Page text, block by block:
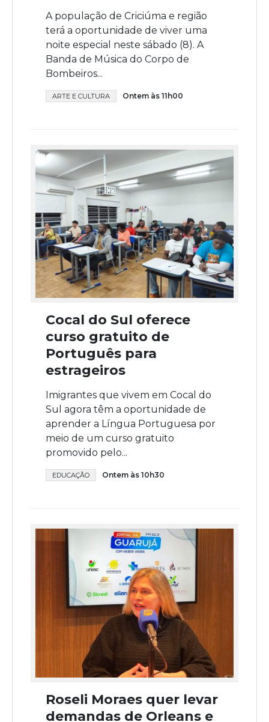
A população de Criciúma e região
terá a oportunidade de viver uma
noite especial neste sábado (8). A
Banda de Música do Corpo de
Bombeiros...
ARTE E CULTURA Ontem às 11h00
Cocal do Sul oferece
curso gratuito de
Português para
estrageiros
Imigrantes que vivem em Cocal do
Sul agora têm a oportunidade de
aprender a Língua Portuguesa por
meio de um curso gratuito
promovido pelo...
EDUCAÇÃO Ontem às 10h30
Roseli Moraes quer levar
demandas de Orleans e